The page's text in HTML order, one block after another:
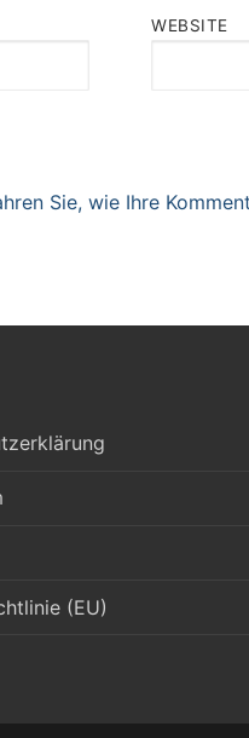
WEBSITE
Sie, wie Ihre
(EU)